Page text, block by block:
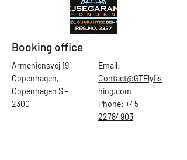
Booking office
Armeniensvej 19
Copenhagen,
Copenhagen S -
2300
Email:
Contact@GTFlyfis
hing.com
Phone: +45
22784903